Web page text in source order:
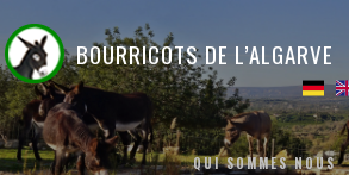
​BOURRICOTS DE L’ALGARVE
​QUI SOMMES NOUS